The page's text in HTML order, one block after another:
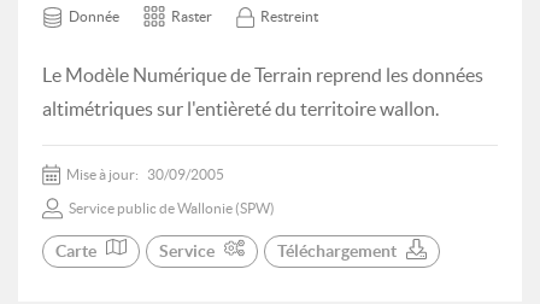
Donnée Raster Restreint
Le Modèle Numérique de Terrain reprend les données
altimétriques sur l'entièreté du territoire wallon.
Mise à jour: 30/09/2005
Service public de Wallonie (SPW)
Carte Service Téléchargement